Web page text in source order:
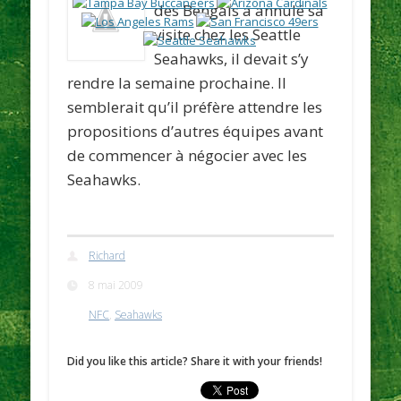
desBengalsa annulé sa
visite chez les Seattle
Seahawks, il devait s’y
rendre la semaine prochaine. Il
semblerait qu’il préfère attendre les
propositions d’autres équipes avant
de commencer à négocier avec les
Seahawks.
Richard
8 mai 2009
NFC, Seahawks
Did you like this article? Share it with your friends!